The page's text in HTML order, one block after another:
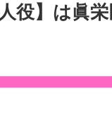
役】は眞